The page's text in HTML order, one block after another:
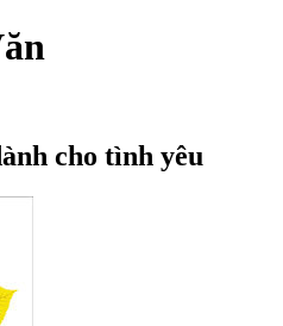
cho tình yêu